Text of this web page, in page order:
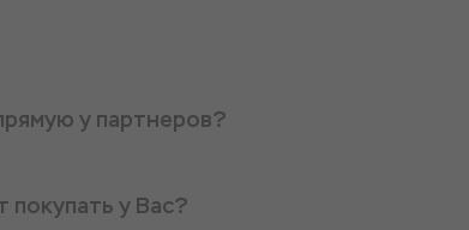
у партнеров?
покупать у Вас?